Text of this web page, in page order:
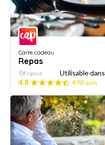
Carte cadeau
Repas
France Utilisable dans
4.8
498 avis